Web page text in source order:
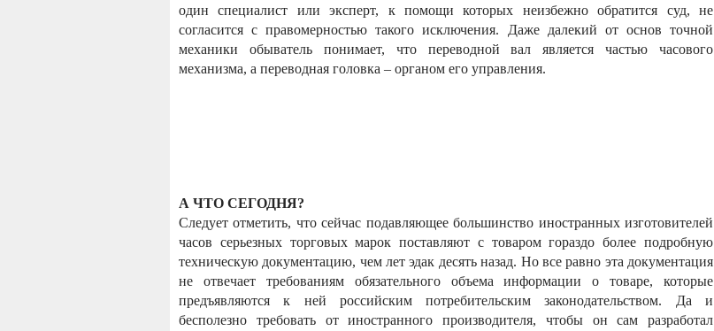
один специалист или эксперт, к помощи которых неизбежно обратится суд, не
согласится с правомерностью такого исключения. Даже далекий от основ точной
механики обыватель понимает, что переводной вал является частью часового
механизма, а переводная головка – органом его управления.
А ЧТО СЕГОДНЯ?
Следует отметить, что сейчас подавляющее большинство иностранных изготовителей
часов серьезных торговых марок поставляют с товаром гораздо более подробную
техническую документацию, чем лет эдак десять назад. Но все равно эта документация
не отвечает требованиям обязательного объема информации о товаре, которые
предъявляются к ней российским потребительским законодательством. Да и
бесполезно требовать от иностранного производителя, чтобы он сам разработал